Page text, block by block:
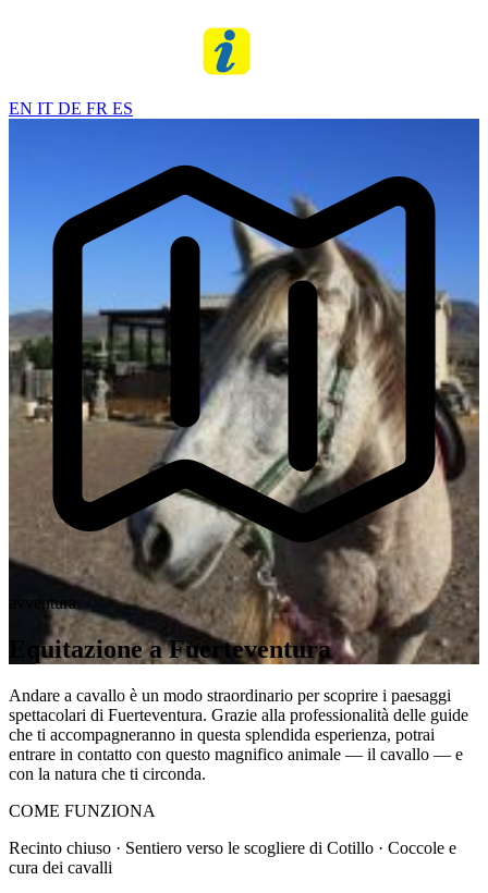
EN IT DE FR ES
avventura
Equitazione a Fuerteventura
Andare a cavallo è un modo straordinario per scoprire i paesaggi
spettacolari di Fuerteventura. Grazie alla professionalità delle guide
che ti accompagneranno in questa splendida esperienza, potrai
entrare in contatto con questo magnifico animale — il cavallo — e
con la natura che ti circonda.
COME FUNZIONA
Recinto chiuso · Sentiero verso le scogliere di Cotillo · Coccole e
cura dei cavalli